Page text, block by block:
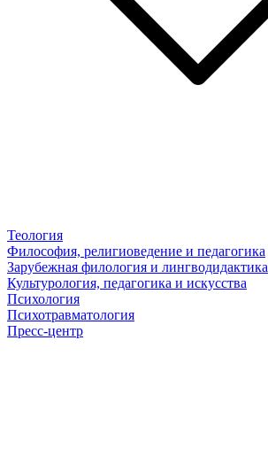
Теология
Философия, религиоведение и педагогика
Зарубежная филология и лингводидактика
Культурология, педагогика и искусства
Психология
Психотравматология
Пресс-центр